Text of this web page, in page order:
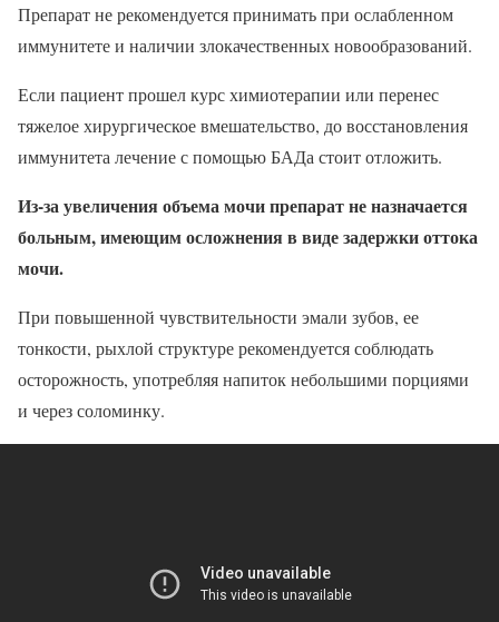
Препарат не рекомендуется принимать при ослабленном
иммунитете и наличии злокачественных новообразований.
Если пациент прошел курс химиотерапии или перенес
тяжелое хирургическое вмешательство, до восстановления
иммунитета лечение с помощью БАДа стоит отложить.
Из-за увеличения объема мочи препарат не назначается
больным, имеющим осложнения в виде задержки оттока
мочи.
При повышенной чувствительности эмали зубов, ее
тонкости, рыхлой структуре рекомендуется соблюдать
осторожность, употребляя напиток небольшими порциями
и через соломинку.